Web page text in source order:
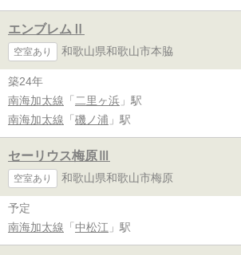
エンブレムⅡ
空室あり 和歌山県和歌山市本脇
築24年
南海加太線 「 二里ヶ浜 」駅
南海加太線 「 磯ノ浦 」駅
セーリウス梅原Ⅲ
空室あり 和歌山県和歌山市梅原
予定
南海加太線 「 中松江 」駅